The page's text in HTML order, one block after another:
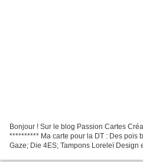
Bonjour ! Sur le blog Passion Cartes
********** Ma carte pour la DT : Des pois
Gaze; Die 4ES; Tampons Loreleï Design